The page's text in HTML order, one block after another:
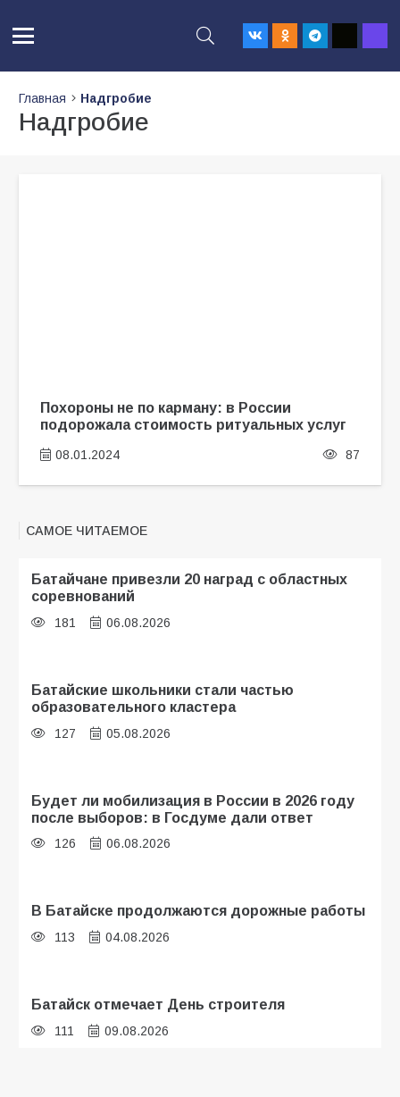
Главная Надгробие
Надгробие
Похороны не по карману: в России
подорожала стоимость ритуальных услуг
08.01.2024 87
САМОЕ ЧИТАЕМОЕ
Батайчане привезли 20 наград с областных
соревнований
181 06.08.2026
Батайские школьники стали частью
образовательного кластера
127 05.08.2026
Будет ли мобилизация в России в 2026 году
после выборов: в Госдуме дали ответ
126 06.08.2026
В Батайске продолжаются дорожные работы
113 04.08.2026
Батайск отмечает День строителя
111 09.08.2026